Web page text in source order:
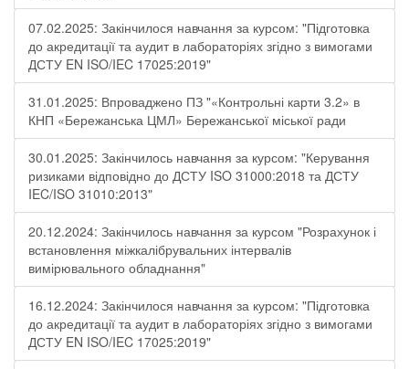
07.02.2025: Закінчилося навчання за курсом: "Підготовка
до акредитації та аудит в лабораторіях згідно з вимогами
ДСТУ EN ISO/IEC 17025:2019"
31.01.2025: Впроваджено ПЗ "«Контрольні карти 3.2» в
КНП «Бережанська ЦМЛ» Бережанської міської ради
30.01.2025: Закінчилось навчання за курсом: "Керування
ризиками відповідно до ДСТУ ISO 31000:2018 та ДСТУ
IEC/ISO 31010:2013"
20.12.2024: Закінчилось навчання за курсом "Розрахунок і
встановлення міжкалібрувальних інтервалів
вимірювального обладнання"
16.12.2024: Закінчилося навчання за курсом: "Підготовка
до акредитації та аудит в лабораторіях згідно з вимогами
ДСТУ EN ISO/IEC 17025:2019"